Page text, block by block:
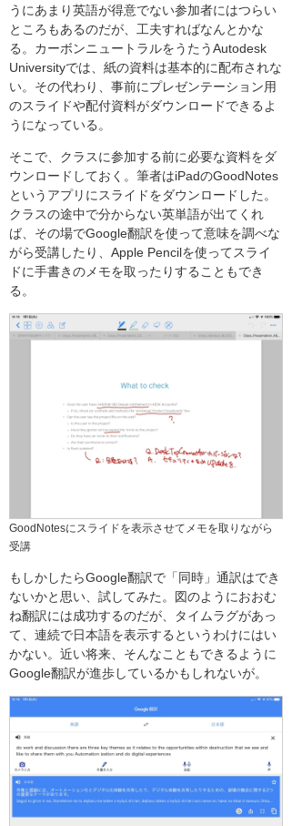
うにあまり英語が得意でない参加者にはつらい
ところもあるのだが、工夫すればなんとかな
る。カーボンニュートラルをうたうAutodesk
Universityでは、紙の資料は基本的に配布されな
い。その代わり、事前にプレゼンテーション用
のスライドや配付資料がダウンロードできるよ
うになっている。
そこで、クラスに参加する前に必要な資料をダ
ウンロードしておく。筆者はiPadのGoodNotes
というアプリにスライドをダウンロードした。
クラスの途中で分からない英単語が出てくれ
ば、その場でGoogle翻訳を使って意味を調べな
がら受講したり、Apple Pencilを使ってスライ
ドに手書きのメモを取ったりすることもでき
る。
GoodNotesにスライドを表示させてメモを取りながら
受講
もしかしたらGoogle翻訳で「同時」通訳はでき
ないかと思い、試してみた。図のようにおおむ
ね翻訳には成功するのだが、タイムラグがあっ
て、連続で日本語を表示するというわけにはい
かない。近い将来、そんなこともできるように
Google翻訳が進歩しているかもしれないが。